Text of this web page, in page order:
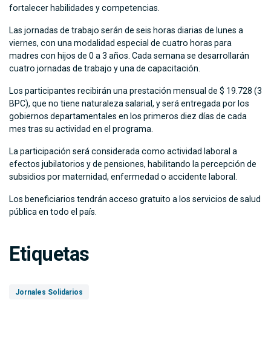
fortalecer habilidades y competencias.
Las jornadas de trabajo serán de seis horas diarias de lunes a
viernes, con una modalidad especial de cuatro horas para
madres con hijos de 0 a 3 años. Cada semana se desarrollarán
cuatro jornadas de trabajo y una de capacitación.
Los participantes recibirán una prestación mensual de $ 19.728 (3
BPC), que no tiene naturaleza salarial, y será entregada por los
gobiernos departamentales en los primeros diez días de cada
mes tras su actividad en el programa.
La participación será considerada como actividad laboral a
efectos jubilatorios y de pensiones, habilitando la percepción de
subsidios por maternidad, enfermedad o accidente laboral.
Los beneficiarios tendrán acceso gratuito a los servicios de salud
pública en todo el país.
Etiquetas
Jornales Solidarios